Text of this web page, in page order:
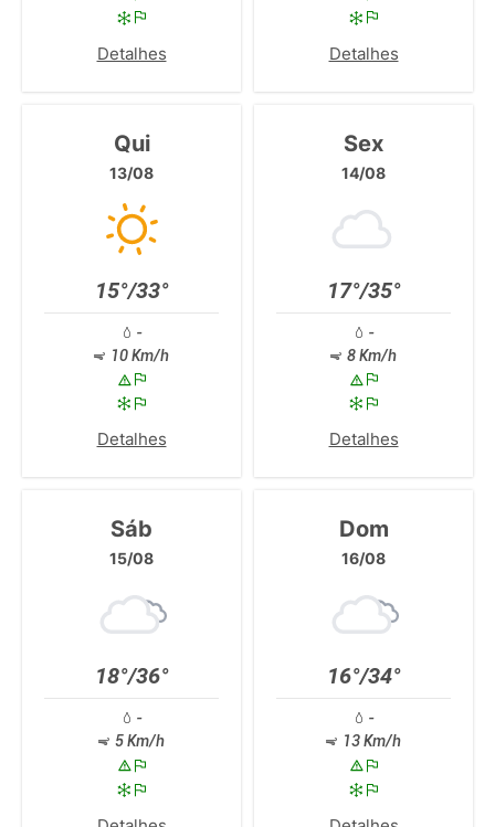
Detalhes Detalhes
Qui
13/08
15°/33°
-
10 Km/h
Detalhes
Sex
14/08
17°/35°
-
8 Km/h
Detalhes
Sáb
15/08
18°/36°
-
5 Km/h
Dom
16/08
16°/34°
-
13 Km/h